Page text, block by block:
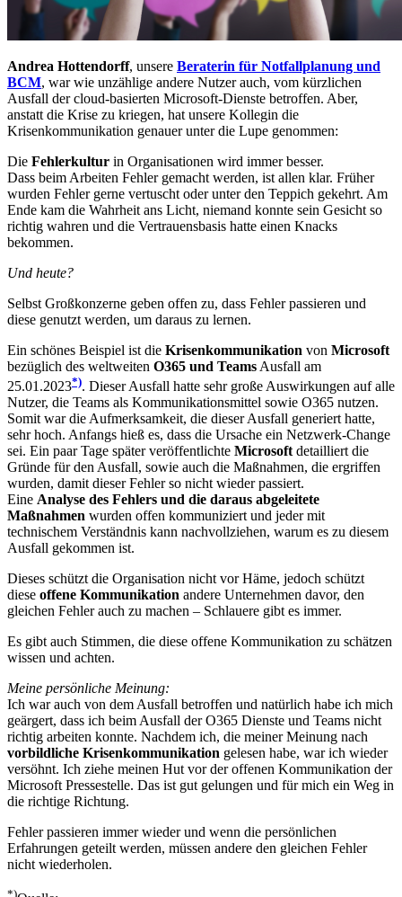
Andrea Hottendorff, unsere Beraterin für Notfallplanung und
BCM, war wie unzählige andere Nutzer auch, vom kürzlichen
Ausfall der cloud-basierten Microsoft-Dienste betroffen. Aber,
anstatt die Krise zu kriegen, hat unsere Kollegin die
Krisenkommunikation genauer unter die Lupe genommen:
Die Fehlerkultur in Organisationen wird immer besser.
Dass beim Arbeiten Fehler gemacht werden, ist allen klar. Früher
wurden Fehler gerne vertuscht oder unter den Teppich gekehrt. Am
Ende kam die Wahrheit ans Licht, niemand konnte sein Gesicht so
richtig wahren und die Vertrauensbasis hatte einen Knacks
bekommen.
Und heute?
Selbst Großkonzerne geben offen zu, dass Fehler passieren und
diese genutzt werden, um daraus zu lernen.
Ein schönes Beispiel ist die Krisenkommunikation von Microsoft
bezüglich des weltweiten O365 und Teams Ausfall am
25.01.2023*). Dieser Ausfall hatte sehr große Auswirkungen auf alle
Nutzer, die Teams als Kommunikationsmittel sowie O365 nutzen.
Somit war die Aufmerksamkeit, die dieser Ausfall generiert hatte,
sehr hoch. Anfangs hieß es, dass die Ursache ein Netzwerk-Change
sei. Ein paar Tage später veröffentlichte Microsoft detailliert die
Gründe für den Ausfall, sowie auch die Maßnahmen, die ergriffen
wurden, damit dieser Fehler so nicht wieder passiert.
Eine Analyse des Fehlers und die daraus abgeleitete
Maßnahmen wurden offen kommuniziert und jeder mit
technischem Verständnis kann nachvollziehen, warum es zu diesem
Ausfall gekommen ist.
Dieses schützt die Organisation nicht vor Häme, jedoch schützt
diese offene Kommunikation andere Unternehmen davor, den
gleichen Fehler auch zu machen – Schlauere gibt es immer.
Es gibt auch Stimmen, die diese offene Kommunikation zu schätzen
wissen und achten.
Meine persönliche Meinung:
Ich war auch von dem Ausfall betroffen und natürlich habe ich mich
geärgert, dass ich beim Ausfall der O365 Dienste und Teams nicht
richtig arbeiten konnte. Nachdem ich, die meiner Meinung nach
vorbildliche Krisenkommunikation gelesen habe, war ich wieder
versöhnt. Ich ziehe meinen Hut vor der offenen Kommunikation der
Microsoft Pressestelle. Das ist gut gelungen und für mich ein Weg in
die richtige Richtung.
Fehler passieren immer wieder und wenn die persönlichen
Erfahrungen geteilt werden, müssen andere den gleichen Fehler
nicht wiederholen.
*)